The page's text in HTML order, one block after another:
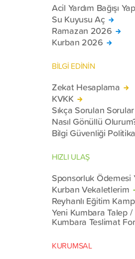
Acil Yardım Bağışı Yap
Su Kuyusu Aç
Ramazan 2026
Kurban 2026
BİLGİ EDİNİN
Zekat Hesaplama
KVKK
Sıkça Sorulan Sorular
Nasıl Gönüllü
Bilgi Güvenliği
HIZLI ULAŞ
Sponsorluk Ödemesi
Kurban Vekaletlerim
Reyhanlı Eğitim
Yeni Kumbara Talep
Kumbara Teslimat
KURUMSAL